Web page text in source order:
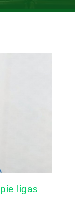
ligas